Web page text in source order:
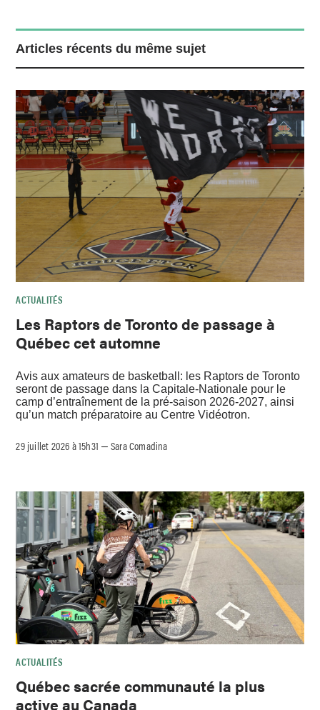
Articles récents du même sujet
ACTUALITÉS
Les Raptors de Toronto de passage à
Québec cet automne
Avis aux amateurs de basketball: les Raptors de Toronto
seront de passage dans la Capitale-Nationale pour le
camp d’entraînement de la pré-saison 2026-2027, ainsi
qu’un match préparatoire au Centre Vidéotron.
29 juillet 2026 à 15h31 –Sara Comadina
ACTUALITÉS
Québec sacrée communauté la plus
active au Canada